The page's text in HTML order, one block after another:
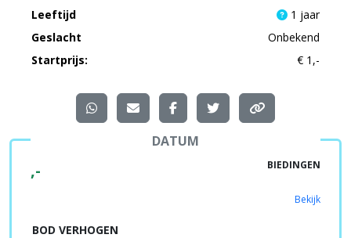
Leeftijd
1 jaar
Geslacht
Onbekend
Startprijs:
€ 1,-
DATUM
,- BIEDINGEN
Bekijk
BOD VERHOGEN